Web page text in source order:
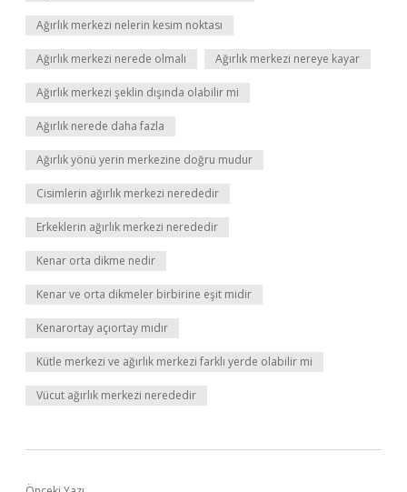
Ağırlık merkezi nelerin kesim noktası
Ağırlık merkezi nerede olmalı Ağırlık merkezi nereye kayar
Ağırlık merkezi şeklin dışında olabilir mi
Ağırlık nerede daha fazla
Ağırlık yönü yerin merkezine doğru mudur
Cisimlerin ağırlık merkezi nerededir
Erkeklerin ağırlık merkezi nerededir
Kenar orta dikme nedir
Kenar ve orta dikmeler birbirine eşit midir
Kenarortay açıortay mıdır
Kütle merkezi ve ağırlık merkezi farklı yerde olabilir mi
Vücut ağırlık merkezi nerededir